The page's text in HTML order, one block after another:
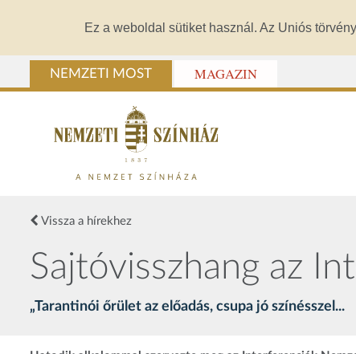
Ez a weboldal sütiket használ. Az Uniós
NEMZETI MOST MAGAZIN
Vissza a hírekhez
Sajtóvisszhang az
„Tarantinói őrület az előadás, csupa jó színésszel...